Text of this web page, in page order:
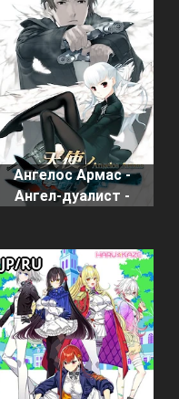
Ангелос Армас -
Ангел-дуалист -
JP/RU